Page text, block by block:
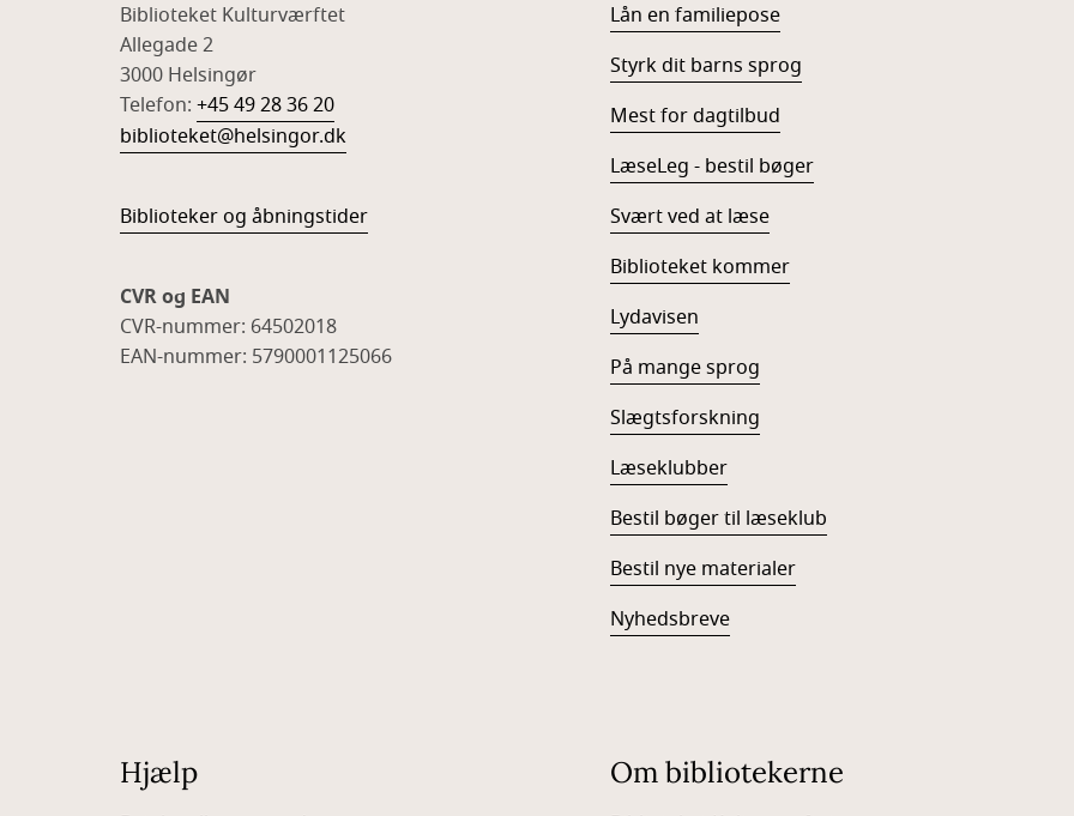
Biblioteket Kulturværftet
Allegade 2
3000 Helsingør
Telefon: +45 49 28 36 20
biblioteket@helsingor.dk
Biblioteker og åbningstider
CVR og EAN
CVR-nummer: 64502018
EAN-nummer: 5790001125066
Lån en familiepose
Styrk dit barns sprog
Mest for dagtilbud
LæseLeg - bestil bøger
Svært ved at læse
Biblioteket kommer
Lydavisen
På mange sprog
Slægtsforskning
Læseklubber
Bestil bøger til læseklub
Bestil nye materialer
Nyhedsbreve
Hjælp Om bibliotekerne